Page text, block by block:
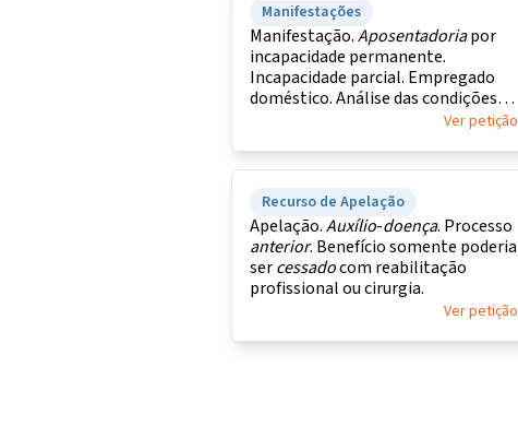
Manifestações
Manifestação.Aposentadoriapor
incapacidade permanente.
Incapacidade parcial. Empregado
doméstico. Análise das condições
Ver petição
Recurso de Apelação
Apelação.Auxílio-doença. Processo
anterior. Benefício somente poderia
sercessadocom reabilitação
profissional ou cirurgia.
Ver petição